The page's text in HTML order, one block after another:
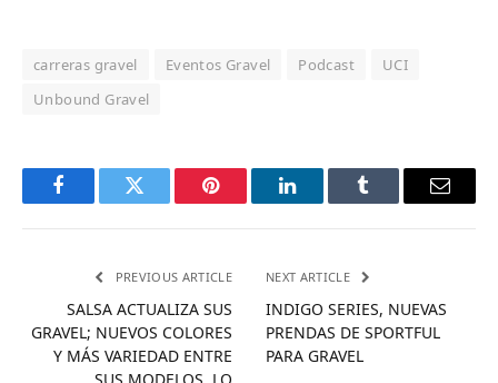
carreras gravel Eventos Gravel Podcast
UCI
Unbound Gravel
FacebookTwitter Pinterest LinkedInTumblr Email
PREVIOUS ARTICLE
SALSA ACTUALIZA SUS
GRAVEL; NUEVOS COLORES
Y MÁS VARIEDAD ENTRE
NEXT ARTICLE
INDIGO SERIES, NUEVAS
PRENDAS DE SPORTFUL
PARA GRAVEL